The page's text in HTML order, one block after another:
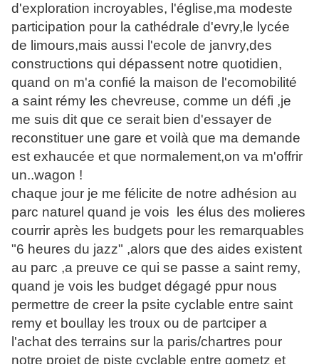
d'exploration incroyables, l'église,ma modeste
participation pour la cathédrale d'evry,le lycée
de limours,mais aussi l'ecole de janvry,des
constructions qui dépassent notre quotidien,
quand on m'a confié la maison de l'ecomobilité
a saint rémy les chevreuse, comme un défi ,je
me suis dit que ce serait bien d'essayer de
reconstituer une gare et voilà que ma demande
est exhaucée et que normalement,on va m'offrir
un..wagon !
chaque jour je me félicite de notre adhésion au
parc naturel quand je vois les élus des molieres
courrir après les budgets pour les remarquables
"6 heures du jazz" ,alors que des aides existent
au parc ,a preuve ce qui se passe a saint remy,
quand je vois les budget dégagé ppur nous
permettre de creer la psite cyclable entre saint
remy et boullay les troux ou de partciper a
l'achat des terrains sur la paris/chartres pour
notre projet de piste cyclable entre gometz et